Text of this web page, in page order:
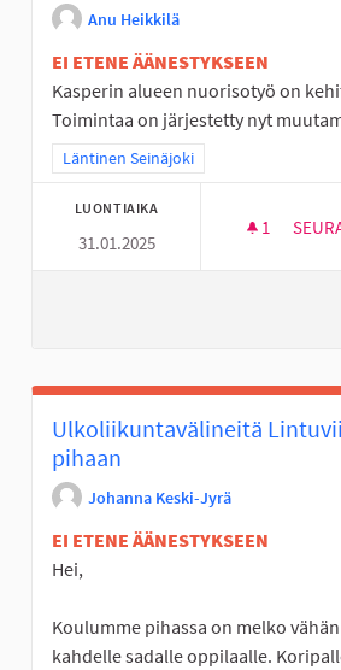
Anu Heikkilä
EI ETENE ÄÄNESTYKSEEN
Kasperin alueen nuorisotyö on
Toimintaa on järjestetty nyt
Rajaa tulokset teeman mukaan:
Läntinen Seinäjoki
LUONTIAIKA
31.01.2025
1 1
Ulkoliikuntavälineitä
pihaan
Johanna Keski-Jyrä
EI ETENE ÄÄNESTYKSEEN
Hei,
Koulumme pihassa on melko
kahdelle sadalle oppilaalle.